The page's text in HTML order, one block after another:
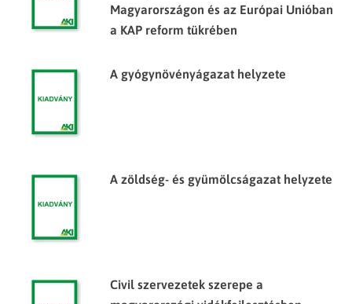
Magyarországon és az Európai Unióban
a KAP reform tükrében
A gyógynövényágazat helyzete
A zöldség- és gyümölcságazat helyzete
Civil szervezetek szerepe a